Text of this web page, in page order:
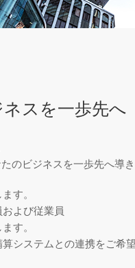
スを一歩先へ
のビジネスを一歩先へ導き
す。
よび従業員
す。
システムとの連携をご希